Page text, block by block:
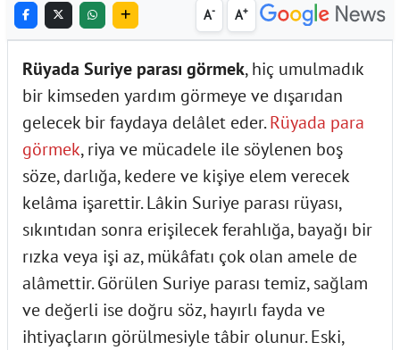
A- A+
Rüyada Suriye parası görmek, hiç umulmadık
bir kimseden yardım görmeye ve dışarıdan
gelecek bir faydaya delâlet eder.Rüyada para
görmek, riya ve mücadele ile söylenen boş
söze, darlığa, kedere ve kişiye elem verecek
kelâma işarettir. Lâkin Suriye parası rüyası,
sıkıntıdan sonra erişilecek ferahlığa, bayağı bir
rızka veya işi az, mükâfatı çok olan amele de
alâmettir. Görülen Suriye parası temiz, sağlam
ve değerli ise doğru söz, hayırlı fayda ve
ihtiyaçların görülmesiyle tâbir olunur. Eski,